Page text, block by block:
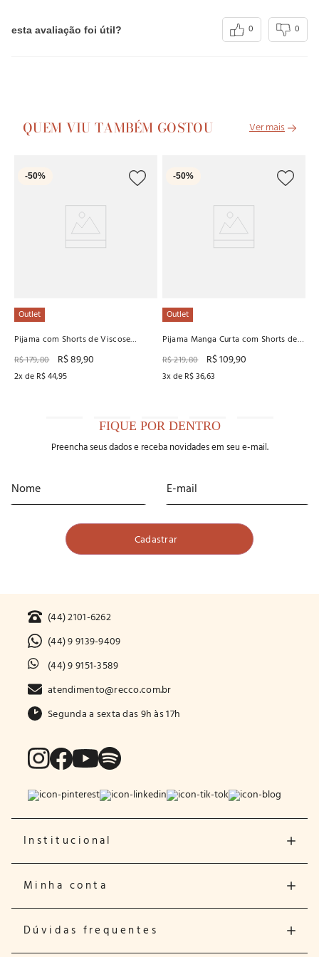
esta avaliação foi útil? 0 0
QUEM VIU TAMBÉM GOSTOU
-50%
Outlet
Pijama com Shorts de Viscose
R$179,80 R$89,90
2x de R$44,95
-50%
Outlet
Pijama Manga Curta com Shorts de
R$219,80 R$109,90
3x de R$36,63
FIQUE POR DENTRO
Preencha seus dados e receba novidades em seu e-mail.
(44) 2101-6262
(44) 9 9139-9409
(44) 9 9151-3589
atendimento@recco.com.br
Segunda a sexta das 9h às 17h
Institucional
Minha conta
Dúvidas frequentes